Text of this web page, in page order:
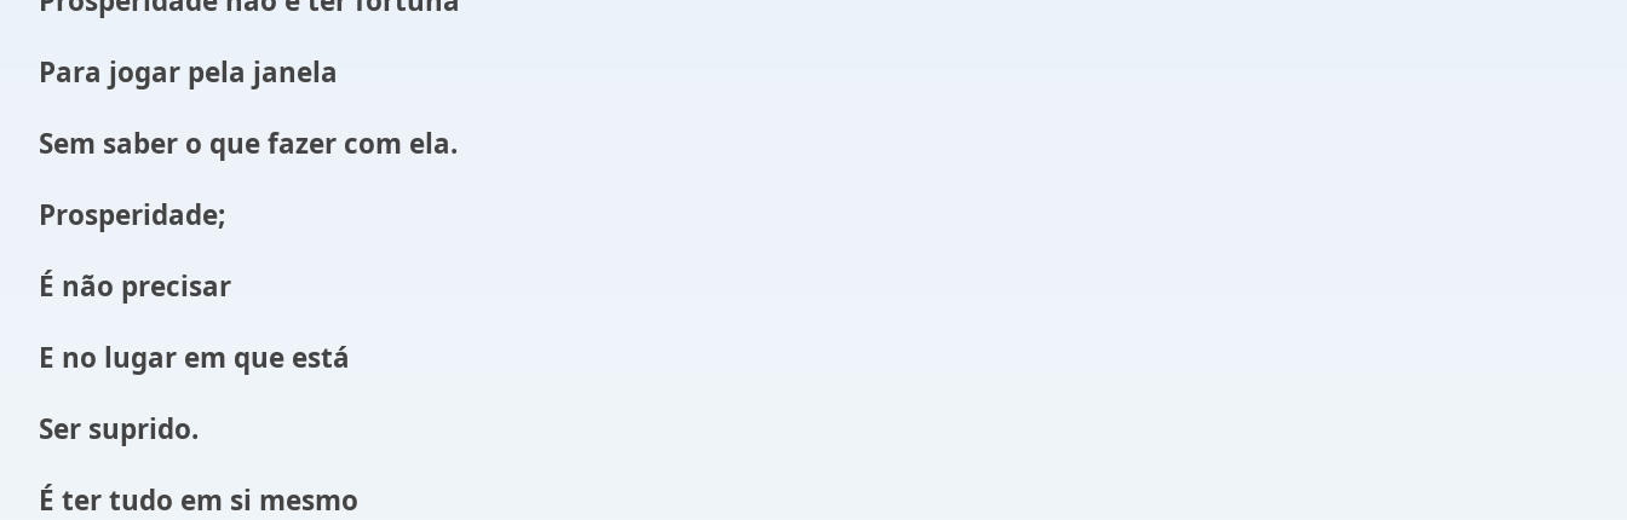
Para jogar pela janela
Sem saber o que fazer com ela.
Prosperidade;
É não precisar
E no lugar em que está
Ser suprido.
É ter tudo em si mesmo